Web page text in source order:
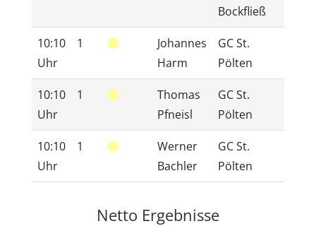
Bockfließ
10:10
Uhr
1
Johannes
Harm
GC St.
Pölten
10:10
Uhr
1
Thomas
Pfneisl
GC St.
Pölten
10:10
Uhr
1
Werner
Bachler
GC St.
Pölten
Netto Ergebnisse